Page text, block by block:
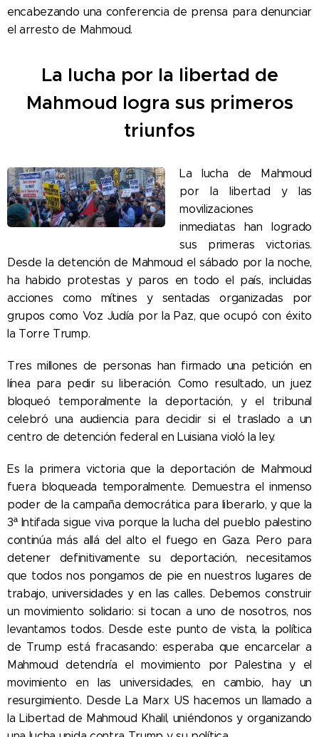
encabezando una conferencia de prensa para denunciar
el arresto de Mahmoud.
La lucha por la libertad de
Mahmoud logra sus primeros
triunfos
La lucha de Mahmoud
por la libertad y las
movilizaciones
inmediatas han logrado
sus primeras victorias.
Desde la detención de Mahmoud el sábado por la noche,
ha habido protestas y paros en todo el país, incluidas
acciones como mítines y sentadas organizadas por
grupos como Voz Judía por la Paz, que ocupó con éxito
la Torre Trump.
Tres millones de personas han firmado una petición en
línea para pedir su liberación. Como resultado, un juez
bloqueó temporalmente la deportación, y el tribunal
celebró una audiencia para decidir si el traslado a un
centro de detención federal en Luisiana violó la ley.
Es la primera victoria que la deportación de Mahmoud
fuera bloqueada temporalmente. Demuestra el inmenso
poder de la campaña democrática para liberarlo, y que la
3ª Intifada sigue viva porque la lucha del pueblo palestino
continúa más allá del alto el fuego en Gaza. Pero para
detener definitivamente su deportación, necesitamos
que todos nos pongamos de pie en nuestros lugares de
trabajo, universidades y en las calles. Debemos construir
un movimiento solidario: si tocan a uno de nosotros, nos
levantamos todos. Desde este punto de vista, la política
de Trump está fracasando: esperaba que encarcelar a
Mahmoud detendría el movimiento por Palestina y el
movimiento en las universidades, en cambio, hay un
resurgimiento. Desde La Marx US hacemos un llamado a
la Libertad de Mahmoud Khalil, uniéndonos y organizando